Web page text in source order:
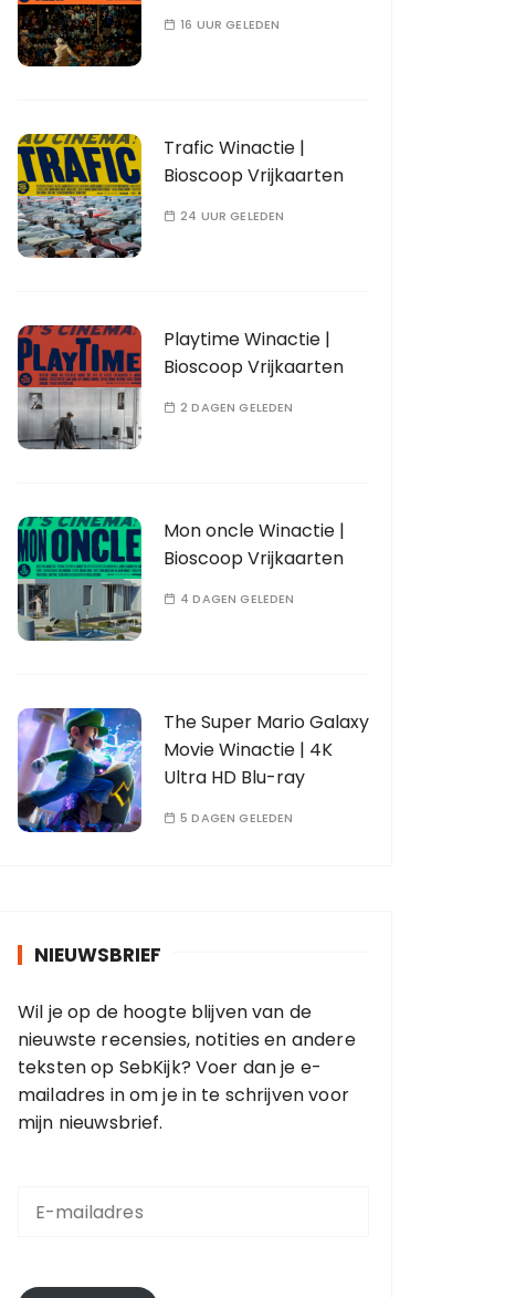
16 UUR GELEDEN
Trafic Winactie |
Bioscoop Vrijkaarten
24 UUR GELEDEN
Playtime Winactie |
Bioscoop Vrijkaarten
2 DAGEN GELEDEN
Mon oncle Winactie |
Bioscoop Vrijkaarten
4 DAGEN GELEDEN
The Super Mario Galaxy
Movie Winactie | 4K
Ultra HD Blu-ray
5 DAGEN GELEDEN
NIEUWSBRIEF
Wil je op de hoogte blijven van de
nieuwste recensies, notities en andere
teksten op SebKijk? Voer dan je e-
mailadres in om je in te schrijven voor
mijn nieuwsbrief.